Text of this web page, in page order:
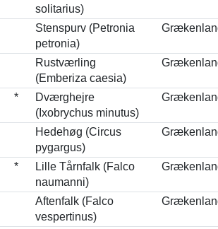
solitarius)
Stenspurv (Petronia
petronia)
Rustværling
(Emberiza caesia)
*
Dværghejre
(Ixobrychus minutus)
Hedehøg (Circus
pygargus)
*
Lille Tårnfalk (Falco
naumanni)
Aftenfalk (Falco
vespertinus)